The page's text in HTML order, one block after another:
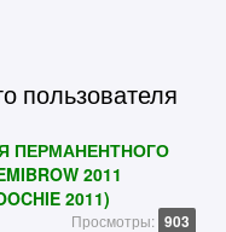
пользователя
ПЕРМАНЕНТНОГО
2011
2011)
Просмотры: 903